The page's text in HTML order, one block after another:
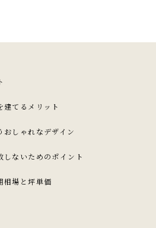
建てるメリット
おしゃれなデザイン
しないためのポイント
相場と坪単価